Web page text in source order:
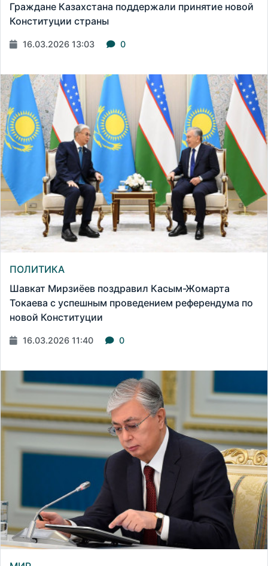
Граждане Казахстана поддержали принятие новой
Конституции страны
16.03.2026 13:03 0
ПОЛИТИКА
Шавкат Мирзиёев поздравил Касым-Жомарта
Токаева с успешным проведением референдума по
новой Конституции
16.03.2026 11:40 0